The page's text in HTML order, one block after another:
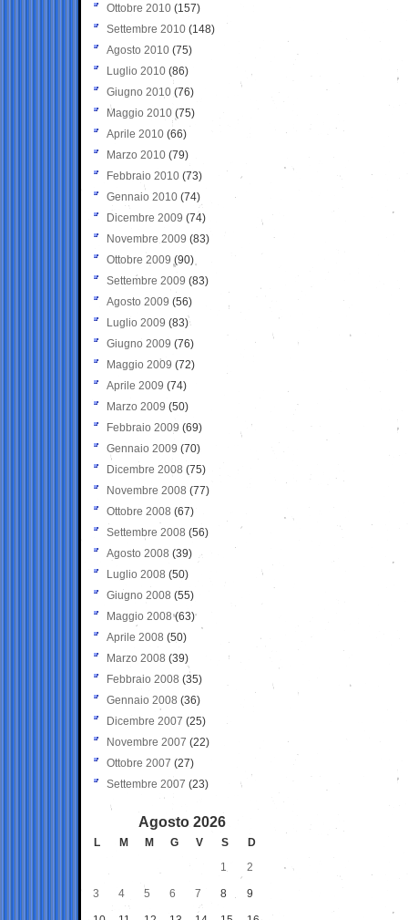
Ottobre 2010 (157)
Settembre 2010 (148)
Agosto 2010 (75)
Luglio 2010 (86)
Giugno 2010 (76)
Maggio 2010 (75)
Aprile 2010 (66)
Marzo 2010 (79)
Febbraio 2010 (73)
Gennaio 2010 (74)
Dicembre 2009 (74)
Novembre 2009 (83)
Ottobre 2009 (90)
Settembre 2009 (83)
Agosto 2009 (56)
Luglio 2009 (83)
Giugno 2009 (76)
Maggio 2009 (72)
Aprile 2009 (74)
Marzo 2009 (50)
Febbraio 2009 (69)
Gennaio 2009 (70)
Dicembre 2008 (75)
Novembre 2008 (77)
Ottobre 2008 (67)
Settembre 2008 (56)
Agosto 2008 (39)
Luglio 2008 (50)
Giugno 2008 (55)
Maggio 2008(63)
Aprile 2008 (50)
Marzo 2008 (39)
Febbraio 2008 (35)
Gennaio 2008 (36)
Dicembre 2007 (25)
Novembre 2007 (22)
Ottobre 2007 (27)
Settembre 2007 (23)
Agosto 2026
L M M G V S
D
1
2
3 4 5 6 7 8 9